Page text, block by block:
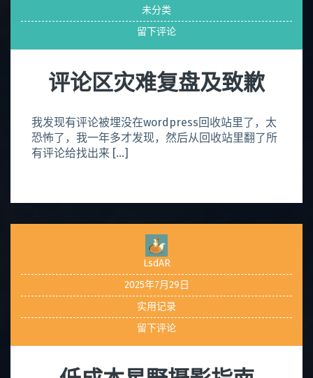
未分类
留下评论
评论区灾难复盘及致歉
我发现有评论被埋没在wordpress回收站里了，太
恐怖了，我一年多才发现，然后从回收站里翻了所
有评论给找出来 […]
LsdAR
2025年7月29日
实用记录
留下评论